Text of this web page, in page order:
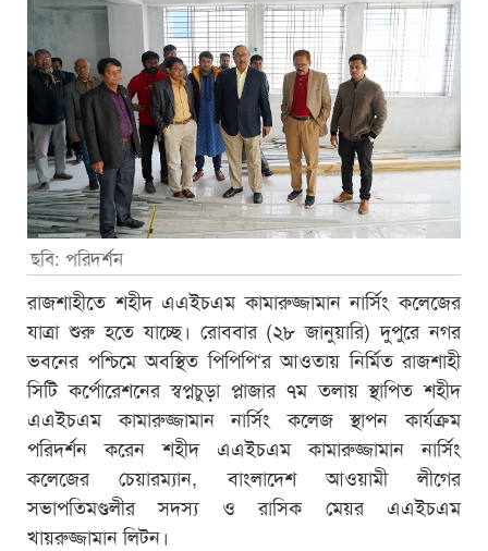
ছবি: পরিদর্শন
রাজশাহীতে শহীদ এএইচএম কামারুজ্জামান নার্সিং কলেজের
যাত্রা শুরু হতে যাচ্ছে। রোববার (২৮ জানুয়ারি) দুপুরে নগর
ভবনের পশ্চিমে অবস্থিত পিপিপি‘র আওতায় নির্মিত রাজশাহী
সিটি কর্পোরেশনের স্বপ্নচুড়া প্লাজার ৭ম তলায় স্থাপিত শহীদ
এএইচএম কামারুজ্জামান নার্সিং কলেজ স্থাপন কার্যক্রম
পরিদর্শন করেন শহীদ এএইচএম কামারুজ্জামান নার্সিং
কলেজের চেয়ারম্যান, বাংলাদেশ আওয়ামী লীগের
সভাপতিমণ্ডলীর সদস্য ও রাসিক মেয়র এএইচএম
খায়রুজ্জামান লিটন।